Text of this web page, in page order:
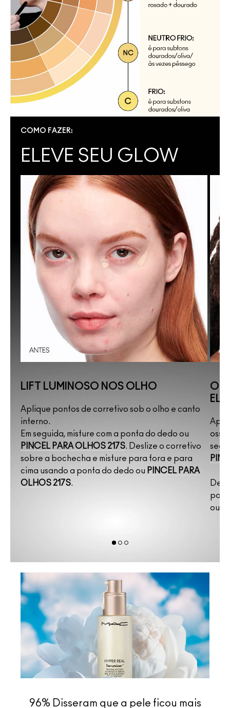
COMO FAZER:
ELEVE SEU GLOW
LIFT LUMINOSO NOS OLHO
Aplique pontos de corretivo sob o olho e canto
interno.
Em seguida, misture com a ponta do dedo ou
PINCEL PARA OLHOS 217S. Deslize o corretivo
sobre a bochecha e misture para fora e para
cima usando a ponta do dedo ou PINCEL PARA
OLHOS 217S.
osso
para
ou
96% Disseram que a pele ficou mais